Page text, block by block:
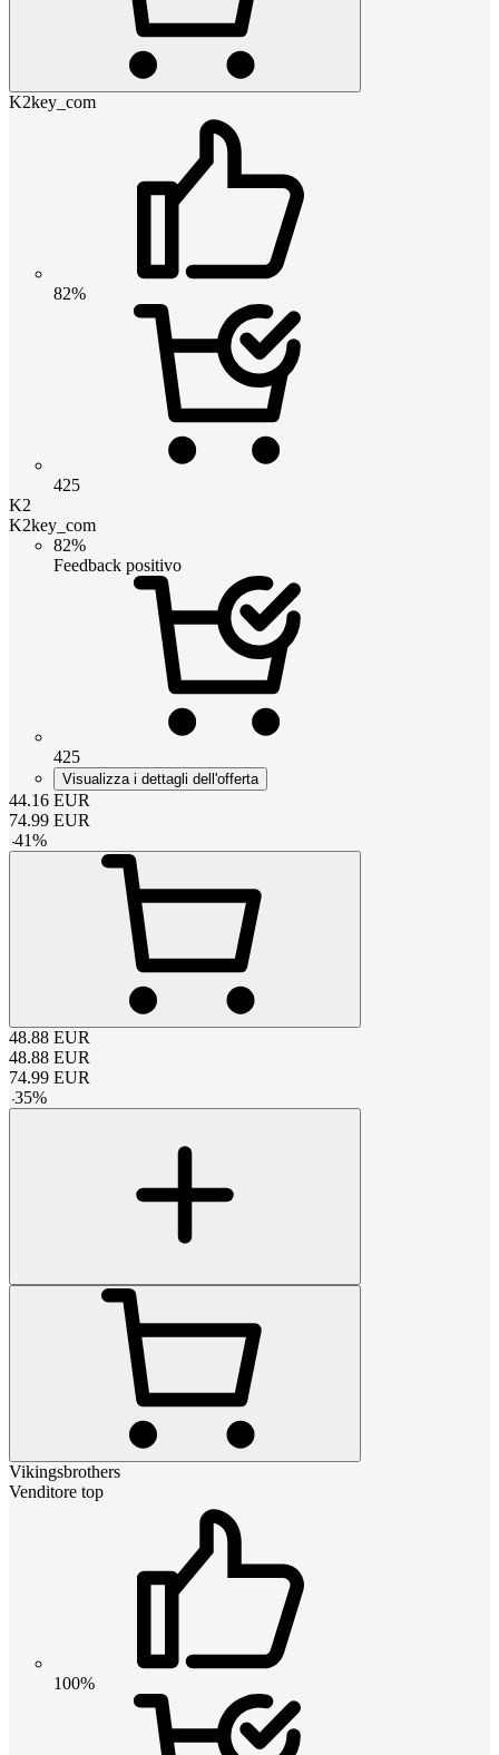
K2key_com
82%
425
K2
K2key_com
82%
Feedback positivo
425
Visualizza i dettagli dell'offerta
44.16 EUR
74.99 EUR
-41%
48.88 EUR
48.88 EUR
74.99 EUR
-35%
Vikingsbrothers
Venditore top
100%